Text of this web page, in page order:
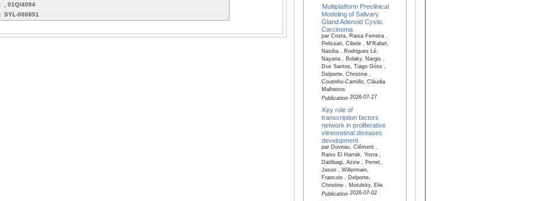
, 01Q/4094
SYL-000851
Multiplatform Preclinical
Modeling of Salivary
Gland Adenoid Cystic
Carcinoma
par Costa, Raisa Ferreira ,
Pelissari, Cibele , M'Rabet,
Nasiha , Rodrigues Lé,
Nayana , Bolaky, Nargis ,
Dos Santos, Tiago Góss ,
Delporte, Christine ,
Coutinho-Camillo, Cláudia
Malheiros
Publication2026-07-27
Key role of
transcription factors
network in proliferative
vitreoretinal diseases
development
par Duveau, Clément ,
Raiss El Harrak, Yosra ,
Datlibagi, Azine , Perret,
Jason , Willermain,
Francois , Delporte,
Christine , Motulsky, Elie
Publication2026-07-02